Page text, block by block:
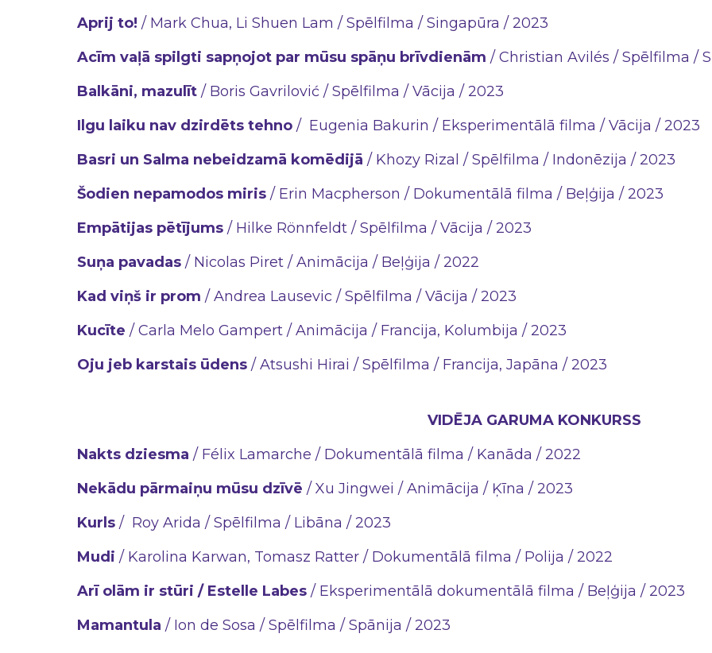
Aprij to! / Mark Chua, Li Shuen Lam / Spēlfilma / Singapūra / 2023
Acīm vaļā spilgti sapņojot par mūsu spāņu brīvdienām / Christian Avilés / Spēlfilma /
Balkāni, mazulīt / Boris Gavrilović / Spēlfilma / Vācija / 2023
Ilgu laiku nav dzirdēts tehno / Eugenia Bakurin / Eksperimentālā filma / Vācija / 2023
Basri un Salma nebeidzamā komēdijā / Khozy Rizal / Spēlfilma / Indonēzija / 2023
Šodien nepamodos miris / Erin Macpherson / Dokumentālā filma / Beļģija / 2023
Empātijas pētījums / Hilke Rönnfeldt / Spēlfilma / Vācija / 2023
Suņa pavadas / Nicolas Piret / Animācija / Beļģija / 2022
Kad viņš ir prom / Andrea Lausevic / Spēlfilma / Vācija / 2023
Kucīte / Carla Melo Gampert / Animācija / Francija, Kolumbija / 2023
Oju jeb karstais ūdens / Atsushi Hirai / Spēlfilma / Francija, Japāna / 2023
VIDĒJA GARUMA KONKURSS
Nakts dziesma / Félix Lamarche / Dokumentālā filma / Kanāda / 2022
Nekādu pārmaiņu mūsu dzīvē / Xu Jingwei / Animācija / Ķīna / 2023
Kurls / Roy Arida / Spēlfilma / Libāna / 2023
Mudi / Karolina Karwan, Tomasz Ratter / Dokumentālā filma / Polija / 2022
Arī olām ir stūri / Estelle Labes / Eksperimentālā dokumentālā filma / Beļģija / 2023
Mamantula / Ion de Sosa / Spēlfilma / Spānija / 2023